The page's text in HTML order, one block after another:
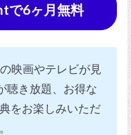
で6ヶ月無料
映画やテレビが見
聴き放題、お得な
をお楽しみいただ